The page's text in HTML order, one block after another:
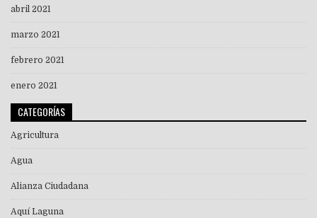
abril 2021
marzo 2021
febrero 2021
enero 2021
CATEGORÍAS
Agricultura
Agua
Alianza Ciudadana
Aquí Laguna